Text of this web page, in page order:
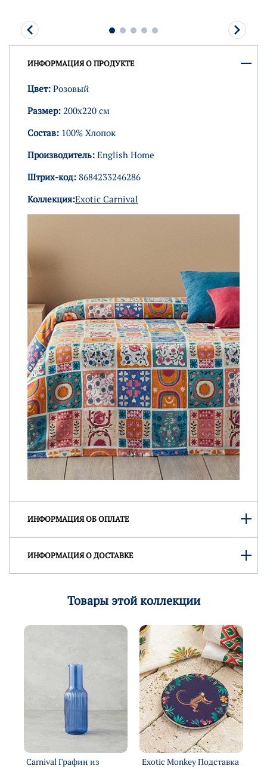
ИНФОРМАЦИЯ О ПРОДУКТЕ
Цвет: Розовый
Размер: 200х220 см
Состав: 100% Хлопок
Производитель: English Home
Штрих-код: 8684233246286
Коллекция:Exotic Carnival
ИНФОРМАЦИЯ ОБ ОПЛАТЕ
ИНФОРМАЦИЯ О ДОСТАВКЕ
Товары этой коллекции
Carnival Графин из
Exotic Monkey Подставка